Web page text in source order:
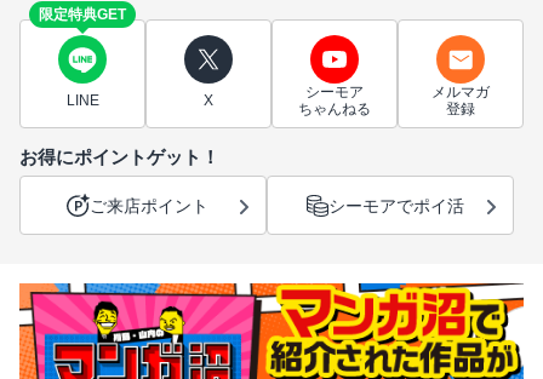
限定特典GET
LINE X
シーモア
ちゃんねる
メルマガ
登録
お得にポイントゲット！
ご来店ポイント シーモアでポイ活